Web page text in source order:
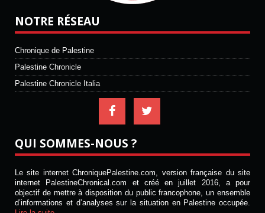
NOTRE RÉSEAU
Chronique de Palestine
Palestine Chronicle
Palestine Chronicle Italia
QUI SOMMES-NOUS ?
Le site internet ChroniquePalestine.com, version française du site
internet PalestineChronical.com et créé en juillet 2016, a pour
objectif de mettre à disposition du public francophone, un ensemble
d’informations et d’analyses sur la situation en Palestine occupée.